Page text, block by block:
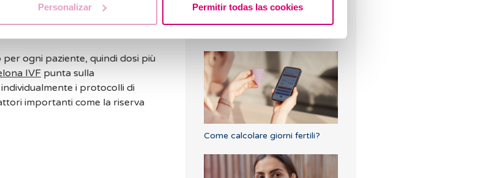
Personalizar Permitir todas las cookies
ogni paziente, quindi dosi più
IVF punta sulla
i protocolli di
importanti come la riserva
I più letti
Come calcolare giorni fertili?